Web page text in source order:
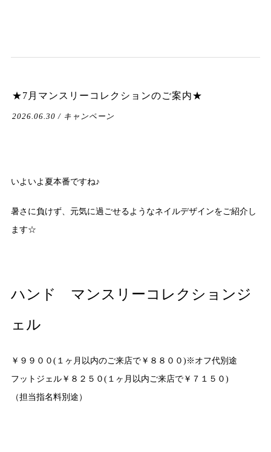
★7月マンスリーコレクションのご案内★
2026.06.30 / キャンペーン
いよいよ夏本番ですね♪
暑さに負けず、元気に過ごせるようなネイルデザインをご紹介し
ます☆
ハンド マンスリーコレクションジ
ェル
￥９９００(１ヶ月以内のご来店で￥８８００)※オフ代別途
フットジェル￥８２５０(１ヶ月以内ご来店で￥７１５０)
（担当指名料別途）